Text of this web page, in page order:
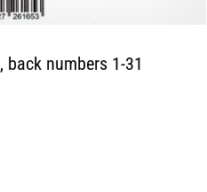
numbers 1-31